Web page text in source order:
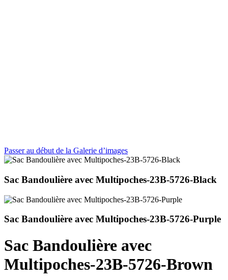
Passer au début de la Galerie d’images
Sac Bandoulière avec Multipoches-23B-5726-Black
Sac Bandoulière avec Multipoches-23B-5726-Purple
Sac Bandoulière avec
Multipoches-23B-5726-Brown